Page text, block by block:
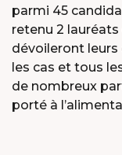
parmi 45
retenu 2 lauréats
dévoileront leurs
les cas et tous
de nombreux
porté à